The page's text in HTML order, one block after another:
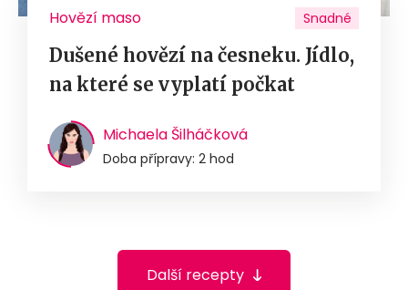
Hovězí maso Snadné
Dušené hovězí na česneku. Jídlo,
na které se vyplatí počkat
Michaela Šilháčková
Doba přípravy: 2 hod
Další recepty